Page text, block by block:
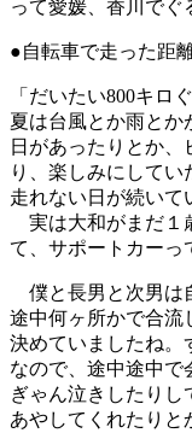
って愛媛、香川でぐ
●自転車で走った距
「だいたい800キロ
夏は台風とか雨とか
日があったりとか
り、楽しみにしてい
走れない日が続いて
実は大和がまだ１
て、サポートカーっ
僕と長男と次男は
途中何ヶ所かで合流
決めていましたね。
なので、途中途中で
ぎゃん泣きしたり
あやしてくれたりと